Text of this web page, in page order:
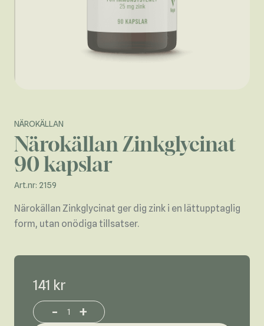
NÄROKÄLLAN
Närokällan Zinkglycinat
90 kapslar
Art.nr: 2159
Närokällan Zinkglycinat ger dig zink i en lättupptaglig
form, utan onödiga tillsatser.
141 kr
Increase or decrease product quantity
- +